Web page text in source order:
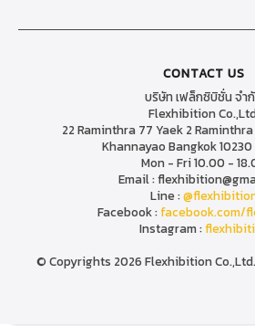
CONTACT US
บริษัท เฟล็กซิบิชั่น จำ
Flexhibition
22 Raminthra 77 Yaek 2
Khannayao Bangkok
Mon - Fri 10.00 -
Email :
Line :
Facebook : facebook.com/
Instagram :
© Copyrights 2026 Flexhibition